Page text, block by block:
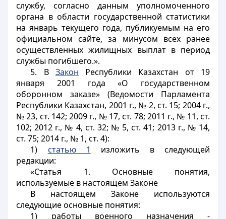
службу, согласно данным уполномоченного
органа в области государственной статистики
на январь текущего года, публикуемым на его
официальном сайте, за минусом всех ранее
осуществленных жилищных выплат в период
службы погибшего.».
5. В Закон Республики Казахстан от 19
января 2001 года «О государственном
оборонном заказе» (Ведомости Парламента
Республики Казахстан, 2001 г., № 2, ст. 15; 2004 г.,
№ 23, ст. 142; 2009 г., № 17, ст. 78; 2011 г., № 11, ст.
102; 2012 г., № 4, ст. 32; № 5, ст. 41; 2013 г., № 14,
ст. 75; 2014 г., № 1, ст. 4):
1) статью 1
изложить в следующей
редакции:
«Статья 1. Основные понятия,
используемые в настоящем Законе
В настоящем Законе используются
следующие основные понятия:
1) работы военного назначения -